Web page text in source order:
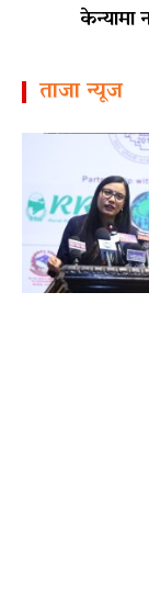
ताजा न्यूज